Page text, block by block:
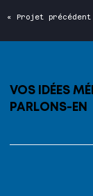
« Projet précédent
VOS IDÉES
PARLONS-EN